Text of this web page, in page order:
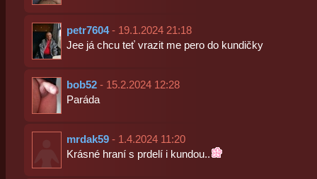
petr7604- 19.1.2024 21:18
Jee já chcu teť vrazit me pero do kundičky
bob52- 15.2.2024 12:28
Paráda
mrdak59- 1.4.2024 11:20
Krásné hraní s prdelí i kundou..